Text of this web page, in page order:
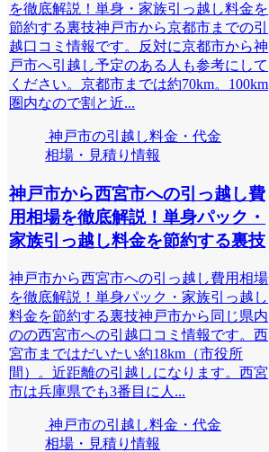
を徹底解説！単身・家族引っ越し料金を
節約する裏技神戸市から京都市までの引
越口コミ情報です。反対に京都市から神
戸市へ引越し予定のある人も参考にして
ください。京都市までは約70km。100km
圏内なので割と近...
神戸市の引越し料金・代金
相場・見積り情報
神戸市から西宮市への引っ越し費
用相場を徹底解説！単身パック・
家族引っ越し料金を節約する裏技
神戸市から西宮市への引っ越し費用相場
を徹底解説！単身パック・家族引っ越し
料金を節約する裏技神戸市から同じ県内
のの西宮市への引越口コミ情報です。西
宮市まではだいたい約18km（市役所
間）。近距離の引越しになります。西宮
市は兵庫県でも3番目に人...
神戸市の引越し料金・代金
相場・見積り情報